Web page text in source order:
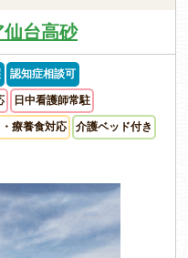
仙台高砂
認知症相談可
日中看護師常駐
療養食対応 介護ベッド付き